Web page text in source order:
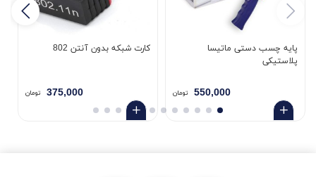
پایه چسب دستی ماتیسا
پلاستیکی
550,000 تومان
کارت شبکه بدون آنتن 802
375,000 تومان